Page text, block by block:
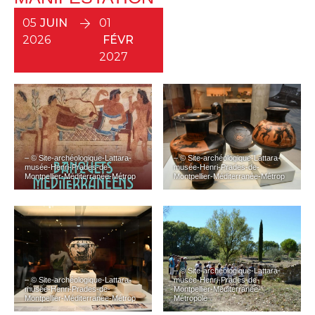
05 JUIN
2026
01
FÉVR
2027
– © Site-archéologique-Lattara-
musée-Henri-Prades-de-
Montpellier-Méditerranée-Métrop
– © Site-archéologique-Lattara-
musée-Henri-Prades-de-
Montpellier-Méditerranée-Métrop
– © Site-archéologique-Lattara-
musée-Henri-Prades-de-
Montpellier-Méditerranée-Métrop
– © Site-archéologique-Lattara-
musée-Henri-Prades-de-
Montpellier-Méditerranée-
Métropole